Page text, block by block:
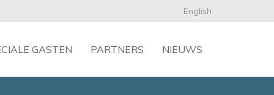
English
GASTEN PARTNERS NIEUWS